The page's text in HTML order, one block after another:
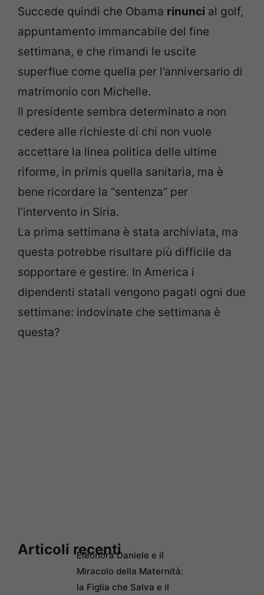
Succede quindi che Obama rinunci al golf,
appuntamento immancabile del fine
settimana, e che rimandi le uscite
superflue come quella per l’anniversario di
matrimonio con Michelle.
Il presidente sembra determinato a non
cedere alle richieste di chi non vuole
accettare la linea politica delle ultime
riforme, in primis quella sanitaria, ma è
bene ricordare la “sentenza” per
l’intervento in Siria.
La prima settimana è stata archiviata, ma
questa potrebbe risultare più difficile da
sopportare e gestire. In America i
dipendenti statali vengono pagati ogni due
settimane: indovinate che settimana è
questa?
Articoli recentiEleonora Daniele e il
Miracolo della Maternità:
la Figlia che Salva e il